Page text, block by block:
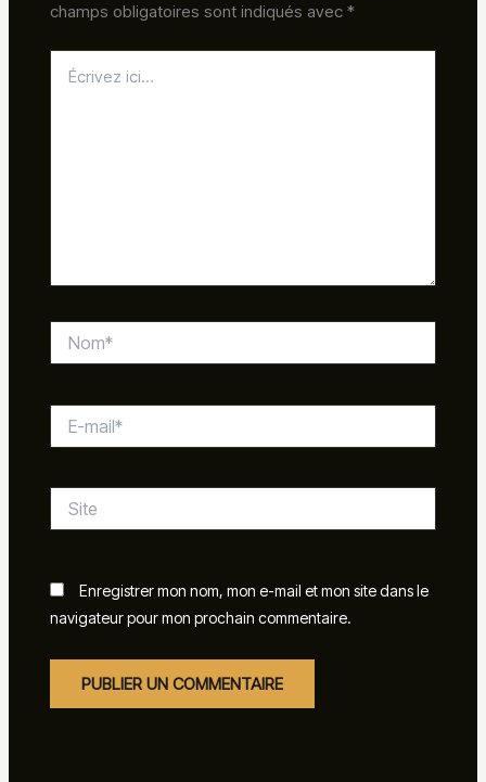
champs obligatoires sont indiqués avec *
ici…
mail*
Enregistrer mon nom, mon e-mail et mon site dans le
navigateur pour mon prochain commentaire.